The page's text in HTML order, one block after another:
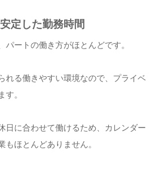
定した勤務時間
パートの働き方がほとんどです。
れる働きやすい環境なので、プライベ
す。
日に合わせて働けるため、カレンダー
もほとんどありません。